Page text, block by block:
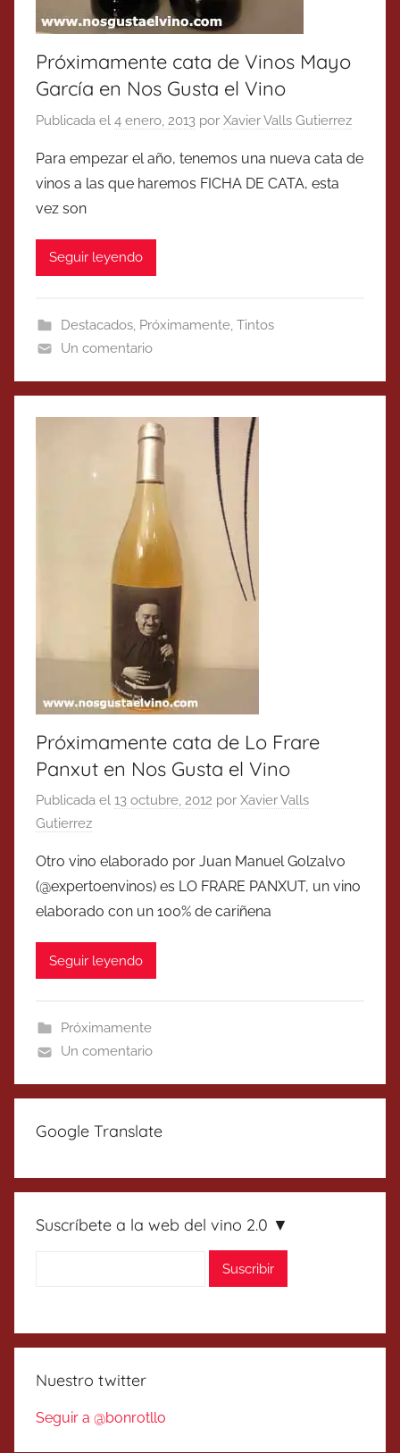
Próximamente cata de Vinos Mayo
García en Nos Gusta el Vino
Publicada el 4 enero, 2013 por Xavier Valls Gutierrez
Para empezar el año, tenemos una nueva cata de
vinos a las que haremos FICHA DE CATA, esta
vez son
Seguir leyendo
Destacados, Próximamente, Tintos
Un comentario
Próximamente cata de Lo Frare
Panxut en Nos Gusta el Vino
Publicada el 13 octubre, 2012 por Xavier Valls
Gutierrez
Otro vino elaborado por Juan Manuel Golzalvo
(@expertoenvinos) es LO FRARE PANXUT, un vino
elaborado con un 100% de cariñena
Seguir leyendo
Próximamente
Un comentario
Google Translate
Suscríbete a la web del vino 2.0 ▼
Nuestro twitter
Seguir a @bonrotllo